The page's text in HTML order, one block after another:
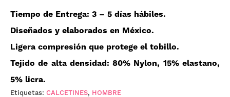
Tiempo de Entrega: 3 – 5 días hábiles.
Diseñados y elaborados en México.
Ligera compresión que protege el tobillo.
Tejido de alta densidad: 80% Nylon, 15% elastano,
5% licra.
Etiquetas: CALCETINES, HOMBRE